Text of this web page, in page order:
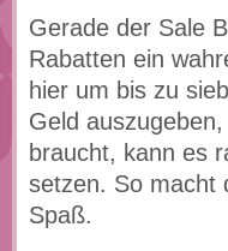
Gerade der Sale
Rabatten ein
hier um bis zu
Geld
braucht, kann es
setzen. So macht
Spaß.